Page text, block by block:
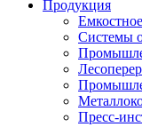
Продукция
Системы
Пресс-